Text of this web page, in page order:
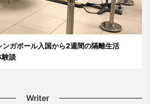
ンガポール入国から2週間の隔離生活
験談
Writer